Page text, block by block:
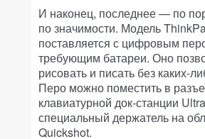
И наконец, последнее — по
по значимости. Модель
поставляется с цифровым
требующим батареи. Оно
рисовать и писать без каких-
Перо можно поместить в
клавиатурной док-станции
специальный держатель на
Quickshot.